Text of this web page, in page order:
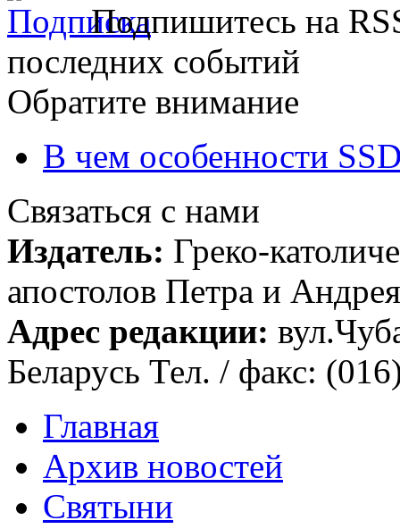
Подпишитесь на
последних событий
Обратите внимание
В чем особенности
Связаться с нами
Издатель: Греко-
апостолов Петра и
Адрес редакции:
Беларусь Тел. / факс:
Главная
Архив новостей
Святыни